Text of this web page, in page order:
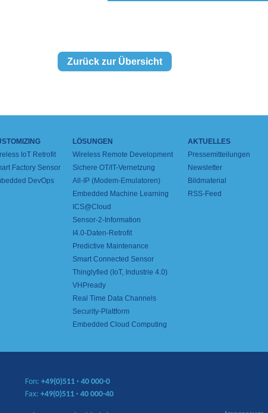
Zurück zur Übersicht
IoT Retrofit
Factory Sensor
DevOps
LÖSUNGEN
Wireless Remote Development
Sichere OT/IT-Vernetzung
All-IP (Modem-Emulatoren)
Embedded Machine Learning
ICS@Cloud
Sensor-2-Information
I4.0-Daten-Retrofit
Predictive Maintenance
Smart Connected Sensor
Thinglyfied (IoT, Industrie 4.0)
VHPready
Real Time Data Channels
Security-Plattform
Embedded Cloud Computing
AKTUELLES
Pressemitteilungen
Newsletter
Bildmaterial
RSS-Feed
Fon: +49(0)511 · 40 000-0
Fax: +49(0)511 · 40 000-40